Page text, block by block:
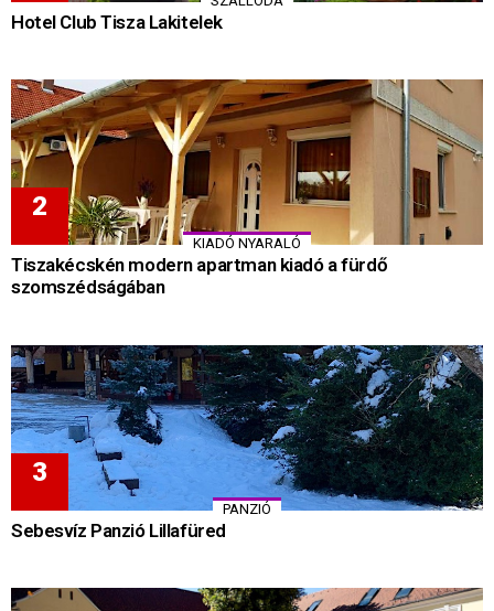
Hotel Club Tisza Lakitelek
KIADÓ NYARALÓ
Tiszakécskén modern apartman kiadó a fürdő
szomszédságában
PANZIÓ
Sebesvíz Panzió Lillafüred